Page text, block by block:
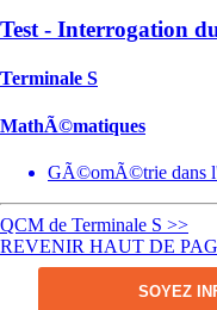
Test - Interrogation
Terminale S
MathÃ©matiques
GÃ©omÃ©trie dans
QCM de Terminale S >>
REVENIR HAUT DE
SOYEZ